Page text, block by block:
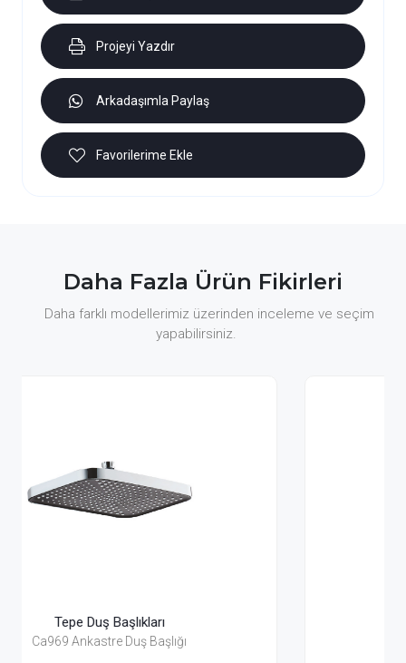
Projeyi Yazdır
Arkadaşımla Paylaş
Favorilerime Ekle
Daha Fazla Ürün Fikirleri
Daha farklı modellerimiz üzerinden inceleme ve seçim
yapabilirsiniz.